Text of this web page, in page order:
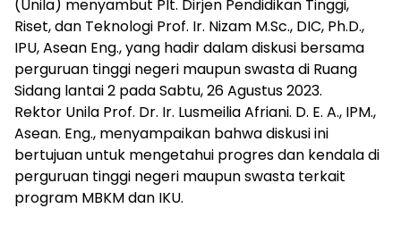
(Unila) menyambut Plt. Dirjen Pendidikan Tinggi,
Riset, dan Teknologi Prof. Ir. Nizam M.Sc., DIC, Ph.D.,
IPU, Asean Eng., yang hadir dalam diskusi bersama
perguruan tinggi negeri maupun swasta di Ruang
Sidang lantai 2 pada Sabtu, 26 Agustus 2023.
Rektor Unila Prof. Dr. Ir. Lusmeilia Afriani. D. E. A., IPM.,
Asean. Eng., menyampaikan bahwa diskusi ini
bertujuan untuk mengetahui progres dan kendala di
perguruan tinggi negeri maupun swasta terkait
program MBKM dan IKU.